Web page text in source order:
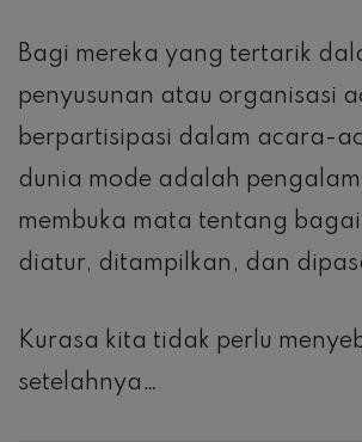
Bagi mereka yang tertarik
penyusunan atau organisasi
berpartisipasi dalam acara-
dunia mode adalah
membuka mata tentang
diatur, ditampilkan, dan
Kurasa kita tidak perlu
setelahnya…